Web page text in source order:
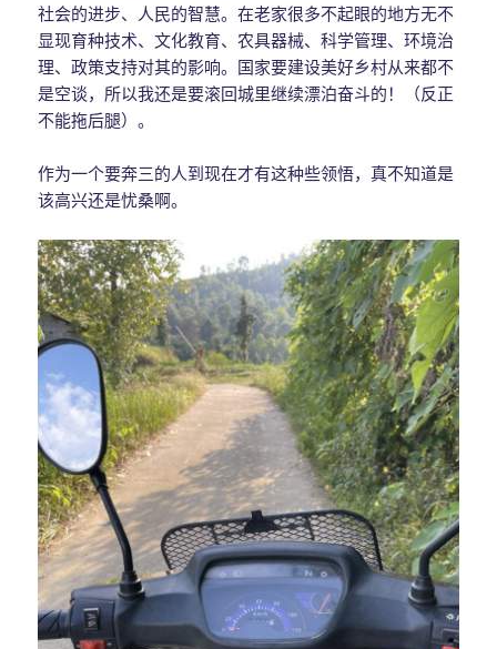
社会的进步、人民的智慧。在老家很多不起眼的地方无不
显现育种技术、文化教育、农具器械、科学管理、环境治
理、政策支持对其的影响。国家要建设美好乡村从来都不
是空谈，所以我还是要滚回城里继续漂泊奋斗的！（反正
不能拖后腿）。
作为一个要奔三的人到现在才有这种些领悟，真不知道是
该高兴还是忧桑啊。